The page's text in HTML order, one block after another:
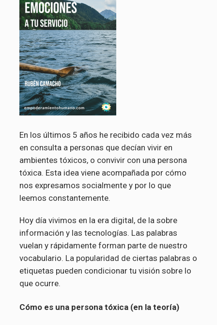
En los últimos 5 años he recibido cada vez más
en consulta a personas que decían vivir en
ambientes tóxicos, o convivir con una persona
tóxica. Esta idea viene acompañada por cómo
nos expresamos socialmente y por lo que
leemos constantemente.
Hoy día vivimos en la era digital, de la sobre
información y las tecnologías. Las palabras
vuelan y rápidamente forman parte de nuestro
vocabulario. La popularidad de ciertas palabras o
etiquetas pueden condicionar tu visión sobre lo
que ocurre.
Cómo es una persona tóxica (en la teoría)